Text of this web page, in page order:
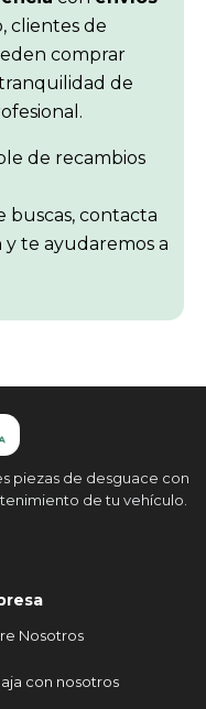
clientes de
comprar
de
de recambios
buscas, contacta
y te ayudaremos a
piezas de desguace con
de tu vehículo.
Nosotros
con nosotros